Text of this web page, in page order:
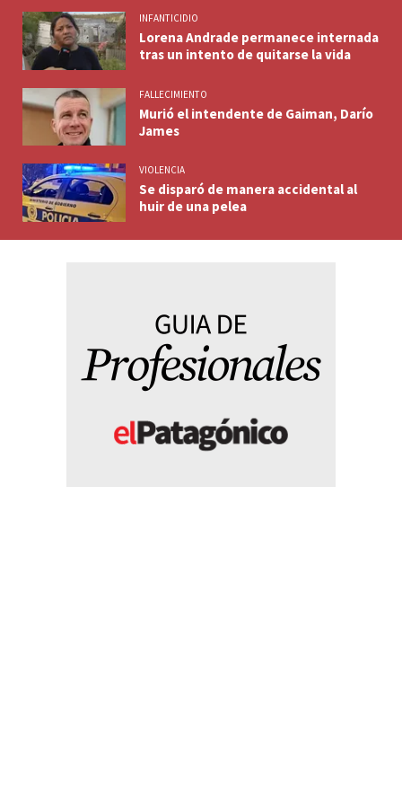
INFANTICIDIO
Lorena Andrade permanece internada
tras un intento de quitarse la vida
FALLECIMIENTO
Murió el intendente de Gaiman, Darío
James
VIOLENCIA
Se disparó de manera accidental al
huir de una pelea